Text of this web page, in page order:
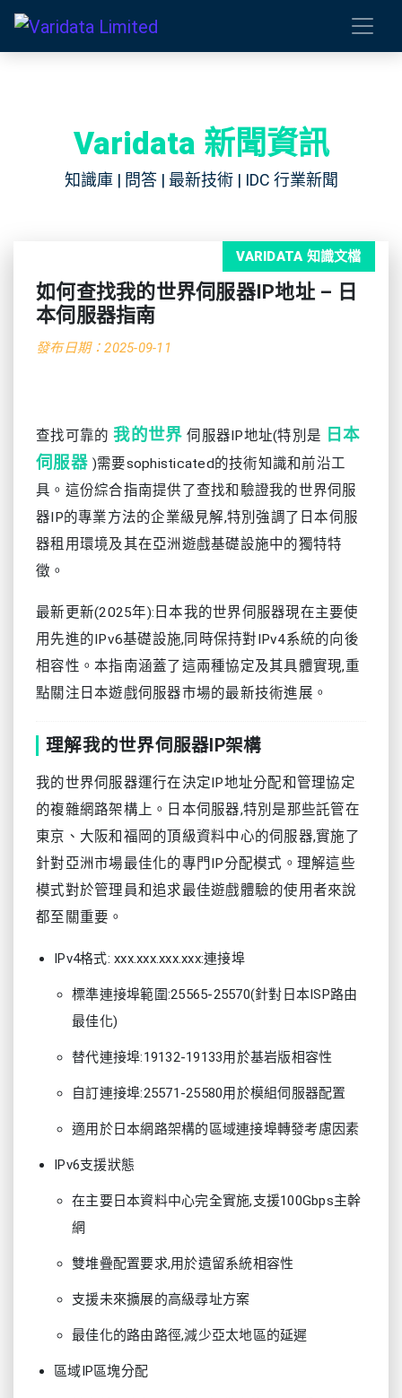
Varidata 新聞資訊
知識庫 | 問答 | 最新技術 | IDC 行業新聞
VARIDATA 知識文檔
如何查找我的世界伺服器IP地址 – 日
本伺服器指南
發布日期：2025-09-11
查找可靠的 我的世界 伺服器IP地址(特別是
日本
伺服器 )需要sophisticated的技術知識和前沿工
具。這份綜合指南提供了查找和驗證我的世界伺服
器IP的專業方法的企業級見解,特別強調了日本伺服
器租用環境及其在亞洲遊戲基礎設施中的獨特特
徵。
最新更新(2025年):日本我的世界伺服器現在主要使
用先進的IPv6基礎設施,同時保持對IPv4系統的向後
相容性。本指南涵蓋了這兩種協定及其具體實現,重
點關注日本遊戲伺服器市場的最新技術進展。
理解我的世界伺服器IP架構
我的世界伺服器運行在決定IP地址分配和管理協定
的複雜網路架構上。日本伺服器,特別是那些託管在
東京、大阪和福岡的頂級資料中心的伺服器,實施了
針對亞洲市場最佳化的專門IP分配模式。理解這些
模式對於管理員和追求最佳遊戲體驗的使用者來說
都至關重要。
IPv4格式: xxx.xxx.xxx.xxx:連接埠
標準連接埠範圍:25565-25570(針對日本ISP路由
最佳化)
替代連接埠:19132-19133用於基岩版相容性
自訂連接埠:25571-25580用於模組伺服器配置
適用於日本網路架構的區域連接埠轉發考慮因素
IPv6支援狀態
在主要日本資料中心完全實施,支援100Gbps主幹
網
雙堆疊配置要求,用於遺留系統相容性
支援未來擴展的高級尋址方案
最佳化的路由路徑,減少亞太地區的延遲
區域IP區塊分配